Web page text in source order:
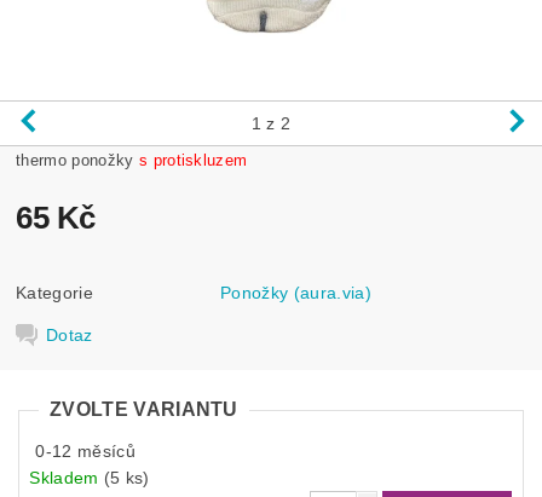
1 z 2
thermo ponožky s protiskluzem
65 Kč
Kategorie Ponožky (aura.via)
Dotaz
ZVOLTE VARIANTU
0-12 měsíců
Skladem (5 ks)